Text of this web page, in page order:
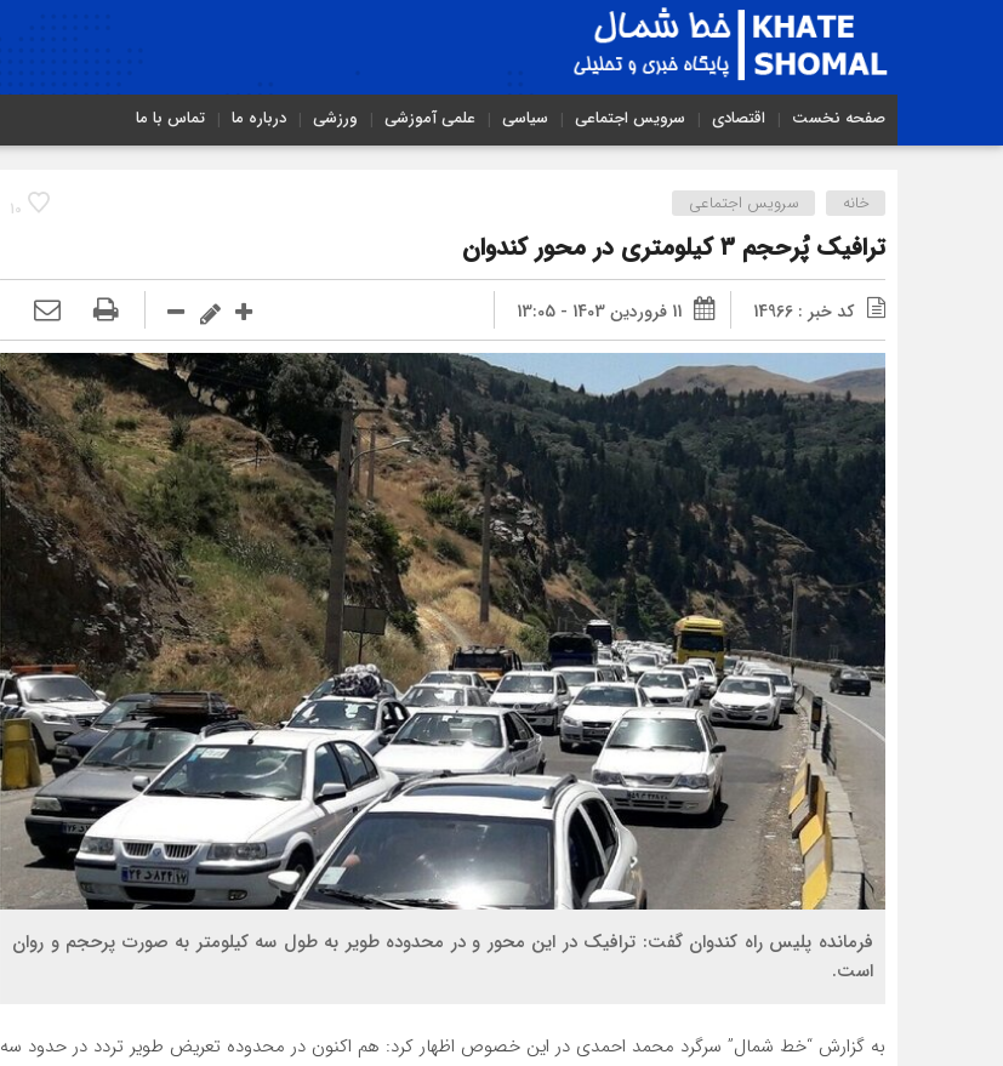
صفحه نخست اقتصادی سرویس اجتماعی سیاسی علمی آموزشی ورزشی درباره ما تماس با ما
10 خانه سرویس اجتماعی
ترافیک پُرحجم ۳ کیلومتری در محور کندوان
کد خبر : 14966 11 فروردین 1403 - 13:05
فرمانده پلیس راه کندوان گفت: ترافیک در این محور و در محدوده طویر به طول سه کیلومتر به صورت پرحجم و روان
است.
به گزارش “خط شمال” سرگرد محمد احمدی در این خصوص اظهار کرد: هم اکنون در محدوده تعریض طویر تردد در حدود سه